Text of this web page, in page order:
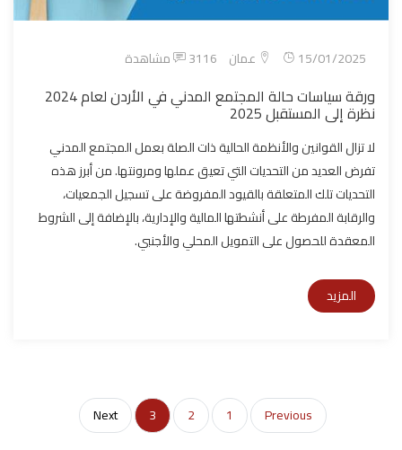
15/01/2025 عمان 3116 مشاهدة
ورقة سياسات حالة المجتمع المدني في الأردن لعام 2024
نظرة إلى المستقبل 2025
لا تزال القوانين والأنظمة الحالية ذات الصلة بعمل المجتمع المدني
تفرض العديد من التحديات التي تعيق عملها ومرونتها. من أبرز هذه
التحديات تلك المتعلقة بالقيود المفروضة على تسجيل الجمعيات،
والرقابة المفرطة على أنشطتها المالية والإدارية، بالإضافة إلى الشروط
المعقدة للحصول على التمويل المحلي والأجنبي.
المزيد
Previous
1
2
3
Next